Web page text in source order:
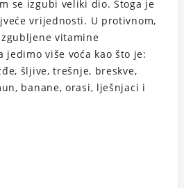
se izgubi veliki dio. Stoga je
vrijednosti. U protivnom,
vitamine
jedimo više voća kao što je:
šljive, trešnje, breskve,
banane, orasi, lješnjaci i